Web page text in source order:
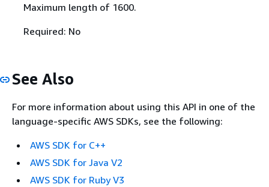
Maximum length of 1600.
Required: No
See Also
For more information about using this API in one of the
language-specific AWS SDKs, see the following:
AWS SDK for C++
AWS SDK for Java V2
AWS SDK for Ruby V3